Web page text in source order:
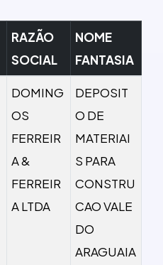
RAZÃO
SOCIAL
NOME
FANTASIA
DOMING
OS
FERREIR
A &
FERREIR
A LTDA
DEPOSIT
O DE
MATERIAI
S PARA
CONSTRU
CAO VALE
DO
ARAGUAIA